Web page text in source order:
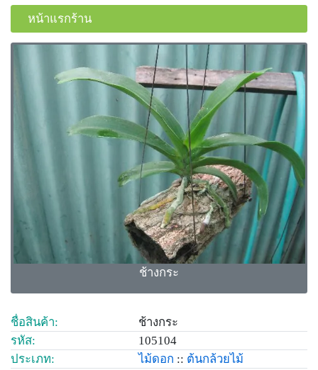
หน้าแรกร้าน
ช้างกระ
ชื่อสินค้า:
ช้างกระ
รหัส:
105104
ประเภท:
ไม้ดอก :: ต้นกล้วยไม้